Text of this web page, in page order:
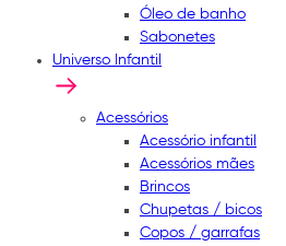
Óleo de banho
Sabonetes
Universo Infantil
Acessórios
Acessório infantil
Acessórios mães
Brincos
Chupetas / bicos
Copos / garrafas